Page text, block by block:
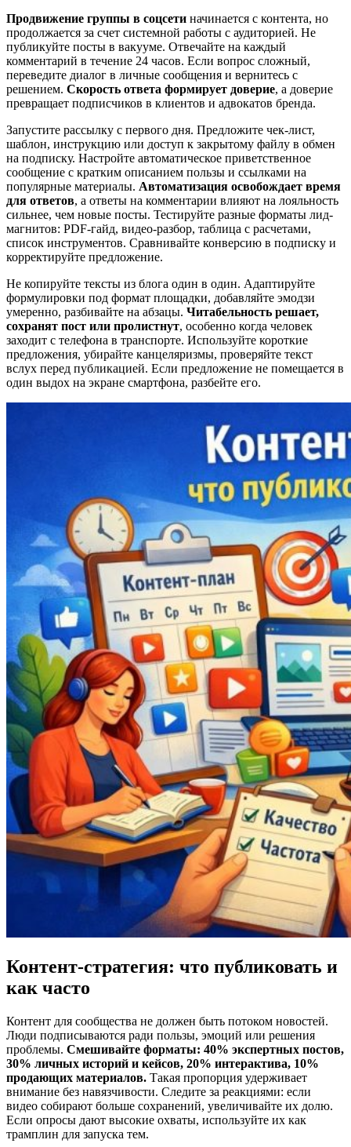
Продвижение группы в соцсети начинается с контента, но
продолжается за счет системной работы с аудиторией. Не
публикуйте посты в вакууме. Отвечайте на каждый
комментарий в течение 24 часов. Если вопрос сложный,
переведите диалог в личные сообщения и вернитесь с
решением. Скорость ответа формирует доверие, а доверие
превращает подписчиков в клиентов и адвокатов бренда.
Запустите рассылку с первого дня. Предложите чек-лист,
шаблон, инструкцию или доступ к закрытому файлу в обмен
на подписку. Настройте автоматическое приветственное
сообщение с кратким описанием пользы и ссылками на
популярные материалы. Автоматизация освобождает время
для ответов, а ответы на комментарии влияют на лояльность
сильнее, чем новые посты. Тестируйте разные форматы лид-
магнитов: PDF-гайд, видео-разбор, таблица с расчетами,
список инструментов. Сравнивайте конверсию в подписку и
корректируйте предложение.
Не копируйте тексты из блога один в один. Адаптируйте
формулировки под формат площадки, добавляйте эмодзи
умеренно, разбивайте на абзацы. Читабельность решает,
сохранят пост или пролистнут, особенно когда человек
заходит с телефона в транспорте. Используйте короткие
предложения, убирайте канцеляризмы, проверяйте текст
вслух перед публикацией. Если предложение не помещается в
один выдох на экране смартфона, разбейте его.
Контент-стратегия: что публиковать и
как часто
Контент для сообщества не должен быть потоком новостей.
Люди подписываются ради пользы, эмоций или решения
проблемы. Смешивайте форматы: 40% экспертных постов,
30% личных историй и кейсов, 20% интерактива, 10%
продающих материалов. Такая пропорция удерживает
внимание без навязчивости. Следите за реакциями: если
видео собирают больше сохранений, увеличивайте их долю.
Если опросы дают высокие охваты, используйте их как
трамплин для запуска тем.